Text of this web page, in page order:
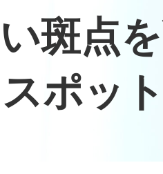
斑点
ポッ